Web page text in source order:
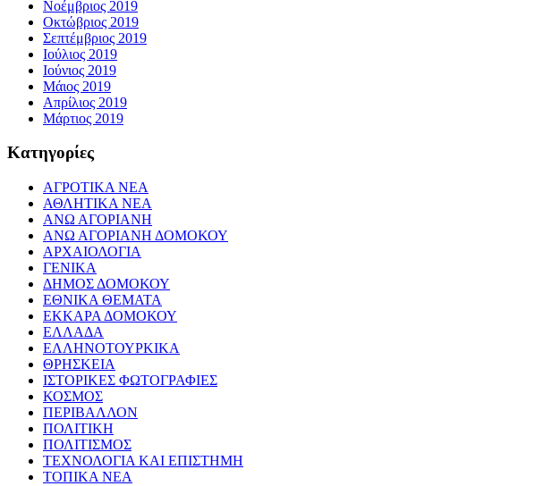
Νοέμβριος 2019
Οκτώβριος 2019
Σεπτέμβριος 2019
Ιούλιος 2019
Ιούνιος 2019
Μάιος 2019
Απρίλιος 2019
Μάρτιος 2019
Kατηγορίες
ΑΓΡΟΤΙΚΑ ΝΕΑ
ΑΘΛΗΤΙΚΑ ΝΕΑ
ΑΝΩ ΑΓΟΡΙΑΝΗ
ΑΝΩ ΑΓΟΡΙΑΝΗ ΔΟΜΟΚΟΥ
ΑΡΧΑΙΟΛΟΓΙΑ
ΓΕΝΙΚΑ
ΔΗΜΟΣ ΔΟΜΟΚΟΥ
ΕΘΝΙΚΑ ΘΕΜΑΤΑ
ΕΚΚΑΡΑ ΔΟΜΟΚΟΥ
ΕΛΛΑΔΑ
ΕΛΛΗΝΟΤΟΥΡΚΙΚΑ
ΘΡΗΣΚΕΙΑ
ΙΣΤΟΡΙΚΕΣ ΦΩΤΟΓΡΑΦΙΕΣ
ΚΟΣΜΟΣ
ΠΕΡΙΒΑΛΛΟΝ
ΠΟΛΙΤΙΚΗ
ΠΟΛΙΤΙΣΜΟΣ
ΤΕΧΝΟΛΟΓΙΑ ΚΑΙ ΕΠΙΣΤΗΜΗ
ΤΟΠΙΚΑ ΝΕΑ